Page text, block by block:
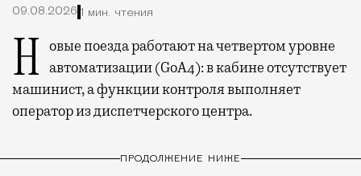
09.08.2026 1 мин. чтения
Новые поезда работают на четвертом уровне автоматизации (GoA4): в кабине отсутствует
машинист, а функции контроля выполняет
оператор из диспетчерского центра.
ПРОДОЛЖЕНИЕ НИЖЕ